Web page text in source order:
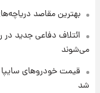
بهترین مقاصد
ائتلاف دفاعی جدید در
می‌شوند
شد